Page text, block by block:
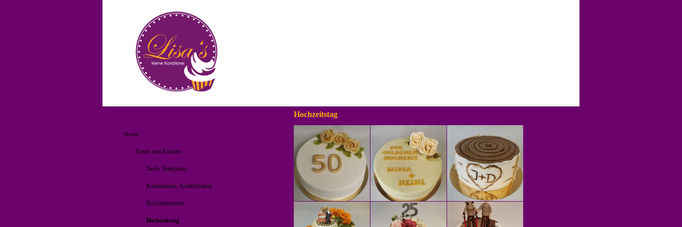
Hochzeitstag
Home
Torten und Kuchen
Taufe, Babyparty
Kommunion, Konfirmation
Hochzeitstorten
Hochzeitstag